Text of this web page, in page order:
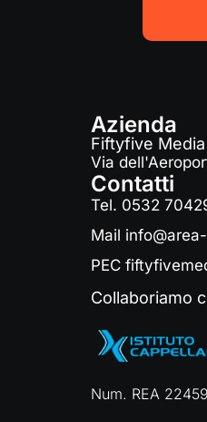
Azienda
Fiftyfive Media
Via
Contatti
Tel. 0532
Mail
PEC
Collaboriamo
Num. REA